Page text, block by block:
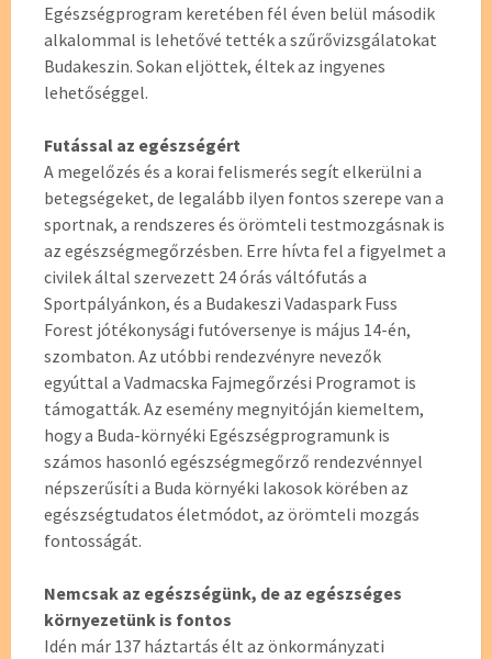
Egészségprogram keretében fél éven belül második
alkalommal is lehetővé tették a szűrővizsgálatokat
Budakeszin. Sokan eljöttek, éltek az ingyenes
lehetőséggel.
Futással az egészségért
A megelőzés és a korai felismerés segít elkerülni a
betegségeket, de legalább ilyen fontos szerepe van a
sportnak, a rendszeres és örömteli testmozgásnak is
az egészségmegőrzésben. Erre hívta fel a figyelmet a
civilek által szervezett 24 órás váltófutás a
Sportpályánkon, és a Budakeszi Vadaspark Fuss
Forest jótékonysági futóversenye is május 14-én,
szombaton. Az utóbbi rendezvényre nevezők
egyúttal a Vadmacska Fajmegőrzési Programot is
támogatták. Az esemény megnyitóján kiemeltem,
hogy a Buda-környéki Egészségprogramunk is
számos hasonló egészségmegőrző rendezvénnyel
népszerűsíti a Buda környéki lakosok körében az
egészségtudatos életmódot, az örömteli mozgás
fontosságát.
Nemcsak az egészségünk, de az egészséges
környezetünk is fontos
Idén már 137 háztartás élt az önkormányzati